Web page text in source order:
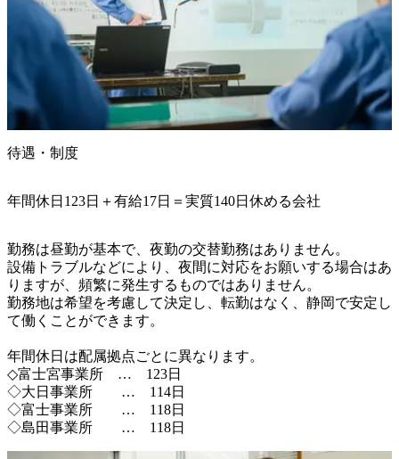
待遇・制度
年間休日123日＋有給17日＝実質140日休める会社
勤務は昼勤が基本で、夜勤の交替勤務はありません。
設備トラブルなどにより、夜間に対応をお願いする場合はあ
りますが、頻繁に発生するものではありません。
勤務地は希望を考慮して決定し、転勤はなく、静岡で安定し
て働くことができます。
年間休日は配属拠点ごとに異なります。
◇富士宮事業所　…　123日
◇大日事業所　　…　114日
◇富士事業所　　…　118日
◇島田事業所　　…　118日